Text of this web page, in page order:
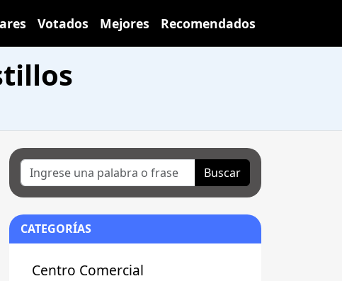
Votados Mejores Recomendados
Buscar
CATEGORÍAS
Centro Comercial